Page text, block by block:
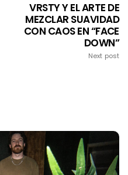
VRSTY Y EL ARTE DE
MEZCLAR SUAVIDAD
CON CAOS EN “FACE
DOWN”
Next post